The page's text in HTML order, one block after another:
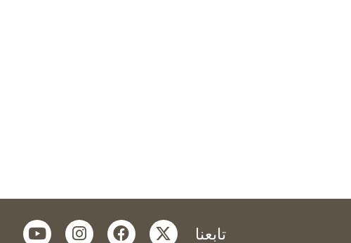
تابعنا twitter
facebook
instagram
youtube